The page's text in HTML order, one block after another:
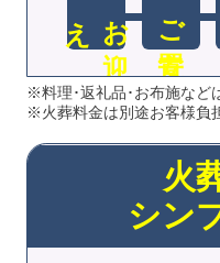
お
迎
え ご安置
※料理･返礼品･お布施など
※火葬料金は別途お客様負
火
シン